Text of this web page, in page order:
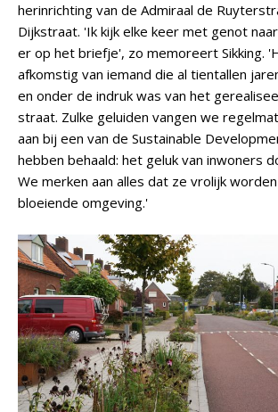
herinrichting van de Admiraal de
Dijkstraat. 'Ik kijk elke keer met genot
er op het briefje', zo memoreert Sikking.
afkomstig van iemand die al tientallen
en onder de indruk was van het
straat. Zulke geluiden vangen we
aan bij een van de Sustainable
hebben behaald: het geluk van inwoners
We merken aan alles dat ze vrolijk
bloeiende omgeving.'